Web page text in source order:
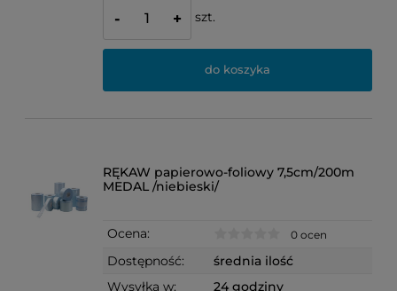
- + szt.
do koszyka
RĘKAW papierowo-foliowy 7,5cm/200m
MEDAL /niebieski/
Ocena: 0 ocen
Dostępność:
średnia ilość
Wysyłka w:
24 godziny